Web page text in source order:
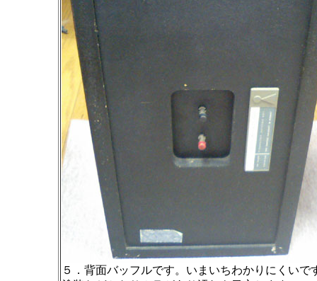
５．背面バッフルです。いまいちわかりにくいで